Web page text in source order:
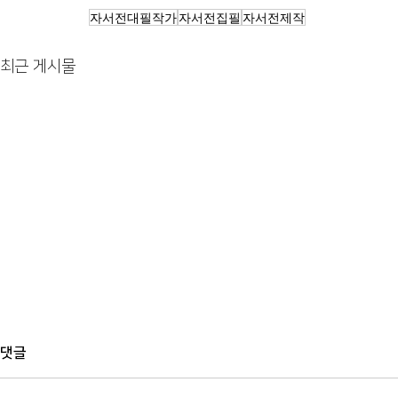
자서전대필작가자서전집필 자서전제작
최근 게시물
댓글